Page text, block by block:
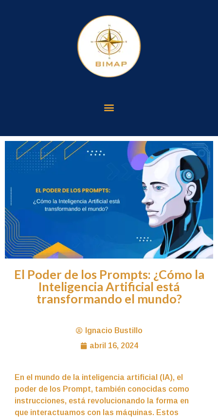
El Poder de los Prompts: ¿Cómo la
Inteligencia Artificial está
transformando el mundo?
Ignacio Bustillo
abril 16, 2024
En el mundo de la inteligencia artificial (IA), el
poder de los Prompt, también conocidas como
instrucciones, está revolucionando la forma en
que interactuamos con las máquinas. Estos